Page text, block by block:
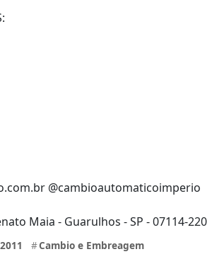
@cambioautomaticoimperio
Maia - Guarulhos - SP - 07114-220
#Cambio e Embreagem